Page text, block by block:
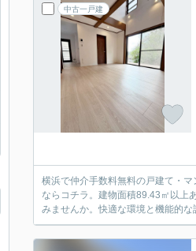
中古一戸建
横浜で仲介手数料無料の戸建て・
ならコチラ。建物面積89.43㎡以上
みませんか。快適な環境と機能的